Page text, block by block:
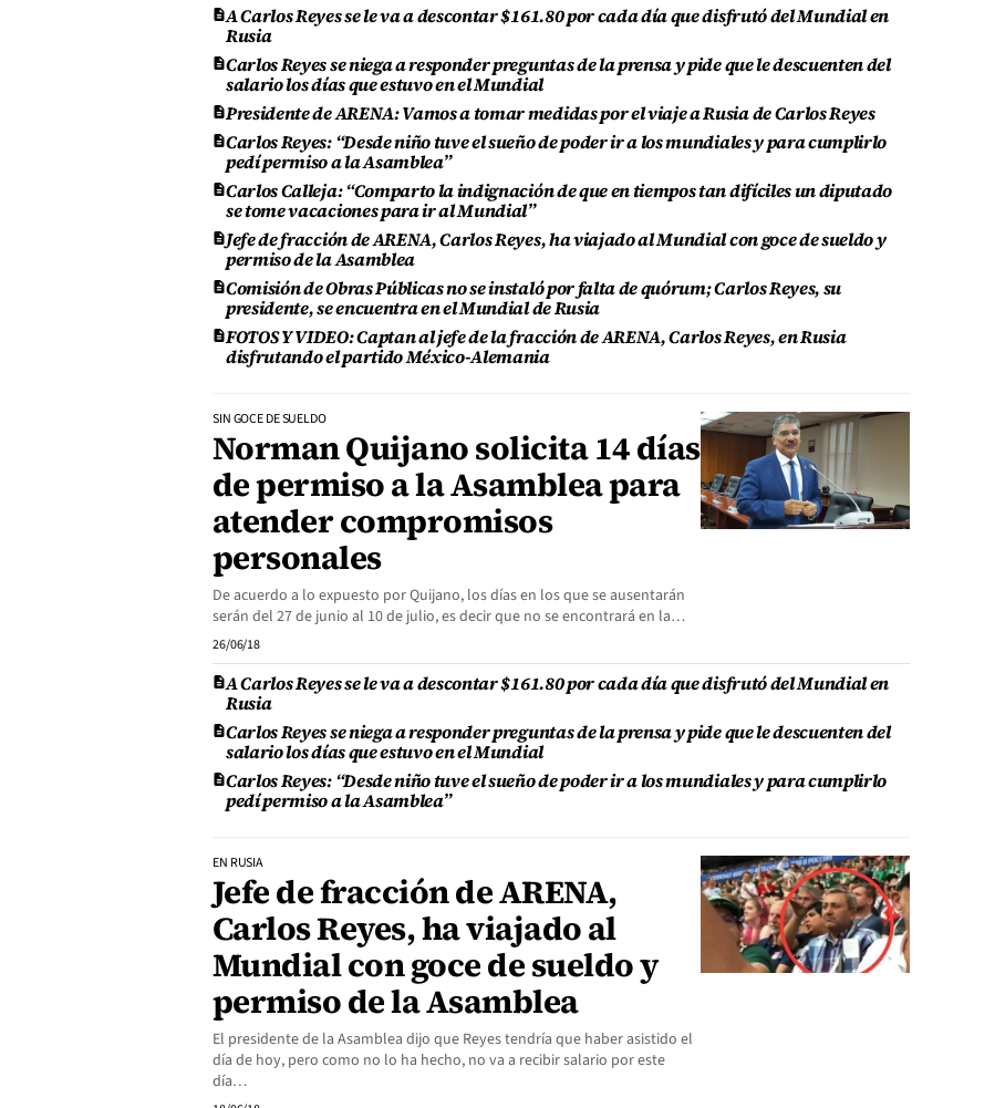
A Carlos Reyes se le va a descontar $161.80 por cada día que disfrutó del Mundial en
Rusia
Carlos Reyes se niega a responder preguntas de la prensa y pide que le descuenten del
salario los días que estuvo en el Mundial
Presidente de ARENA: Vamos a tomar medidas por el viaje a Rusia de Carlos Reyes
Carlos Reyes: “Desde niño tuve el sueño de poder ir a los mundiales y para cumplirlo
pedí permiso a la Asamblea”
Carlos Calleja: “Comparto la indignación de que en tiempos tan difíciles un diputado
se tome vacaciones para ir al Mundial”
Jefe de fracción de ARENA, Carlos Reyes, ha viajado al Mundial con goce de sueldo y
permiso de la Asamblea
Comisión de Obras Públicas no se instaló por falta de quórum; Carlos Reyes, su
presidente, se encuentra en el Mundial de Rusia
FOTOS Y VIDEO: Captan al jefe de la fracción de ARENA, Carlos Reyes, en Rusia
disfrutando el partido México-Alemania
SIN GOCE DE SUELDO
Norman Quijano solicita 14 días
de permiso a la Asamblea para
atender compromisos
personales
De acuerdo a lo expuesto por Quijano, los días en los que se ausentarán
serán del 27 de junio al 10 de julio, es decir que no se encontrará en la…
26/06/18
A Carlos Reyes se le va a descontar $161.80 por cada día que disfrutó del Mundial en
Rusia
Carlos Reyes se niega a responder preguntas de la prensa y pide que le descuenten del
salario los días que estuvo en el Mundial
Carlos Reyes: “Desde niño tuve el sueño de poder ir a los mundiales y para cumplirlo
pedí permiso a la Asamblea”
EN RUSIA
Jefe de fracción de ARENA,
Carlos Reyes, ha viajado al
Mundial con goce de sueldo y
permiso de la Asamblea
El presidente de la Asamblea dijo que Reyes tendría que haber asistido el
día de hoy, pero como no lo ha hecho, no va a recibir salario por este
día…